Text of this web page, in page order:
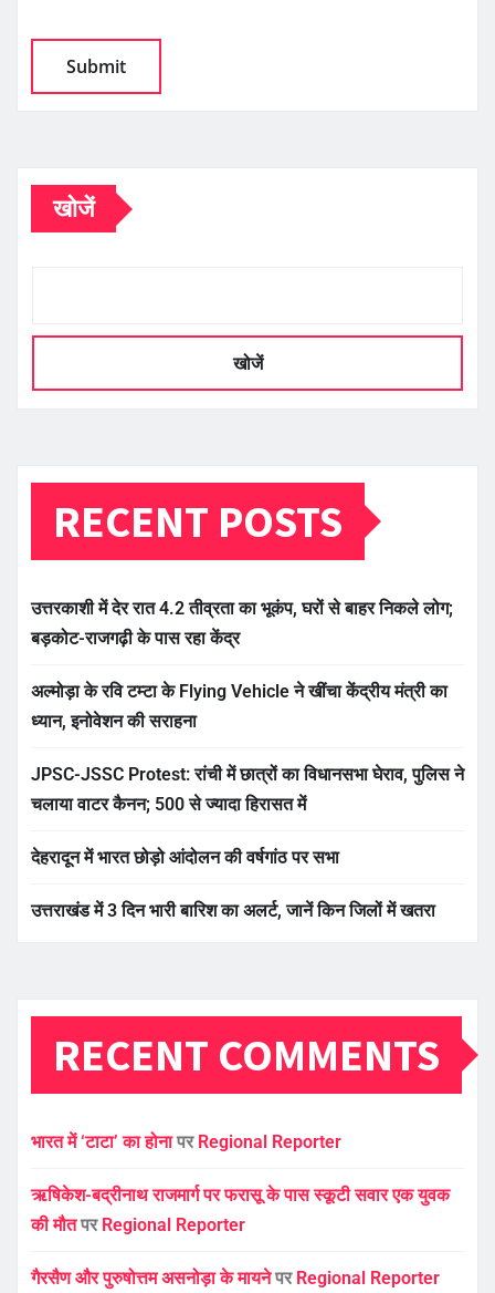
खोजें
खोजें
RECENT POSTS
उत्तरकाशी में देर रात 4.2 तीव्रता का भूकंप, घरों से बाहर निकले लोग;
बड़कोट-राजगढ़ी के पास रहा केंद्र
अल्मोड़ा के रवि टम्टा के Flying Vehicle ने खींचा केंद्रीय मंत्री का
ध्यान, इनोवेशन की सराहना
JPSC-JSSC Protest: रांची में छात्रों का विधानसभा घेराव, पुलिस ने
चलाया वाटर कैनन; 500 से ज्यादा हिरासत में
देहरादून में भारत छोड़ो आंदोलन की वर्षगांठ पर सभा
उत्तराखंड में 3 दिन भारी बारिश का अलर्ट, जानें किन जिलों में खतरा
RECENT COMMENTS
भारत में ‘टाटा’ का होनापर Regional Reporter
ऋषिकेश-बद्रीनाथ राजमार्ग पर फरासू के पास स्कूटी सवार एक युवक
की मौतपर Regional Reporter
गैरसैण और पुरुषोत्तम असनोड़ा के मायनेपर Regional Reporter